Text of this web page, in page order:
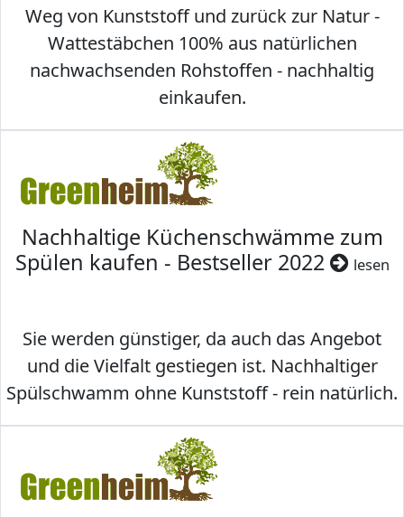
Weg von Kunststoff und zurück zur Natur -
Wattestäbchen 100% aus natürlichen
nachwachsenden Rohstoffen - nachhaltig
einkaufen.
Nachhaltige Küchenschwämme zum
Spülen kaufen - Bestseller 2022
lesen
Sie werden günstiger, da auch das Angebot
und die Vielfalt gestiegen ist. Nachhaltiger
Spülschwamm ohne Kunststoff - rein natürlich.